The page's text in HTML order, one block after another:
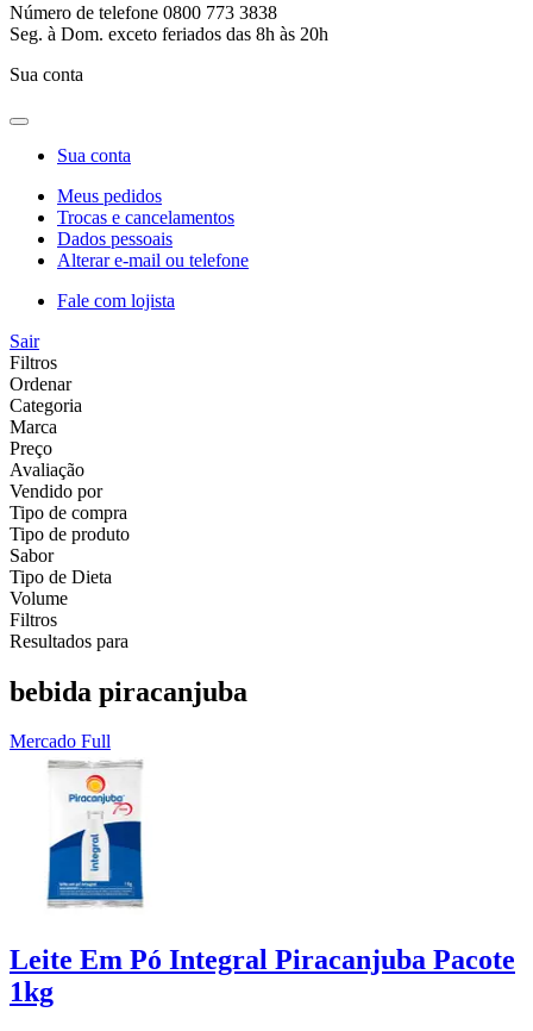
Número de telefone 0800 773 3838
Seg. à Dom. exceto feriados das 8h às 20h
Sua conta
Sua conta
Meus pedidos
Trocas e cancelamentos
Dados pessoais
Alterar e-mail ou telefone
Fale com lojista
Sair
Filtros
Ordenar
Categoria
Marca
Preço
Avaliação
Vendido por
Tipo de compra
Tipo de produto
Sabor
Tipo de Dieta
Volume
Filtros
Resultados para
bebida piracanjuba
Mercado Full
Leite Em Pó Integral Piracanjuba Pacote
1kg